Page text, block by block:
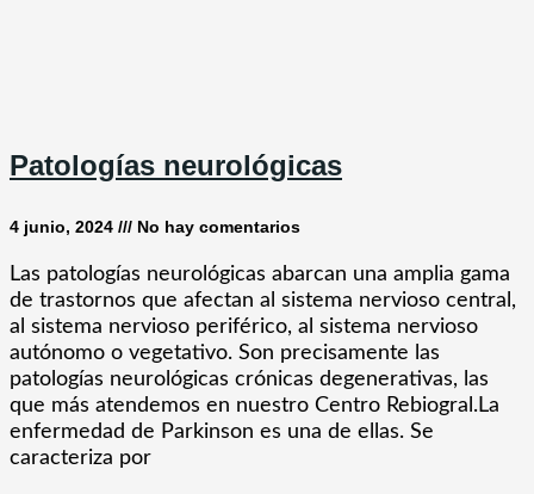
Patologías neurológicas
4 junio, 2024 No hay comentarios
Las patologías neurológicas abarcan una amplia gama
de trastornos que afectan al sistema nervioso central,
al sistema nervioso periférico, al sistema nervioso
autónomo o vegetativo. Son precisamente las
patologías neurológicas crónicas degenerativas, las
que más atendemos en nuestro Centro Rebiogral.La
enfermedad de Parkinson es una de ellas. Se
caracteriza por